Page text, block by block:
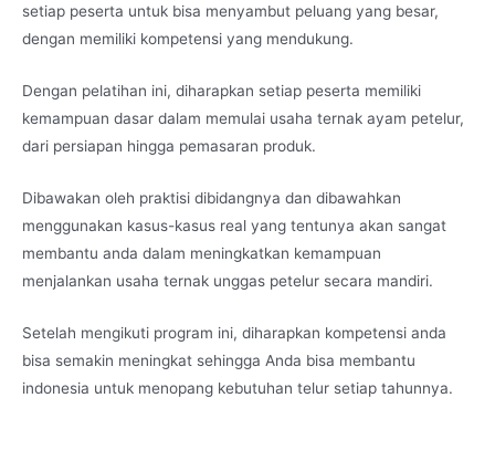
setiap peserta untuk bisa menyambut peluang yang besar,
dengan memiliki kompetensi yang mendukung.
Dengan pelatihan ini, diharapkan setiap peserta memiliki
kemampuan dasar dalam memulai usaha ternak ayam petelur,
dari persiapan hingga pemasaran produk.
Dibawakan oleh praktisi dibidangnya dan dibawahkan
menggunakan kasus-kasus real yang tentunya akan sangat
membantu anda dalam meningkatkan kemampuan
menjalankan usaha ternak unggas petelur secara mandiri.
Setelah mengikuti program ini, diharapkan kompetensi anda
bisa semakin meningkat sehingga Anda bisa membantu
indonesia untuk menopang kebutuhan telur setiap tahunnya.